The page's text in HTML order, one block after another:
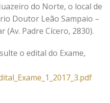
do Norte, o local de
Doutor Leão Sampaio –
(Av. Padre Cícero, 2830).
o edital do Exame,